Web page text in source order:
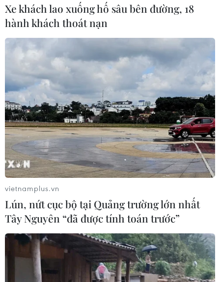
Sửa Luật Trưng mua, trưng dụng tài
sản giải quyết vướng mắc trên thực
tiễn
04/08/2026 13:10
Đề xuất 5 nhóm chính sách sửa đổi
Luật Trưng mua, trưng dụng tài sản
04/08/2026 11:56
UBS bị phạt 125 triệu USD vì vi phạm
luật chống rửa tiền
Xem thêm
Xe khách lao xuống hố sâu bên đường, 18
hành khách thoát nạn
vietnamplus.vn
Lún, nứt cục bộ tại Quảng trường lớn nhất
Tây Nguyên “đã được tính toán trước”